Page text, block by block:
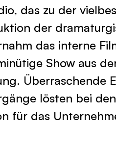
das zu der
der
das interne
Show aus
Überraschende
lösten bei
für das